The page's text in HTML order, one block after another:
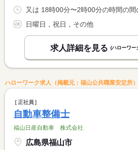
又は 18時00分〜2時00分の時間の間
日曜日，祝日，その他
求人詳細を見る (ハローワー
ハローワーク求人（掲載元：福山公共職業安定所）
正社員
自動車整備士
福山日産自動車 株式会社
広島県福山市